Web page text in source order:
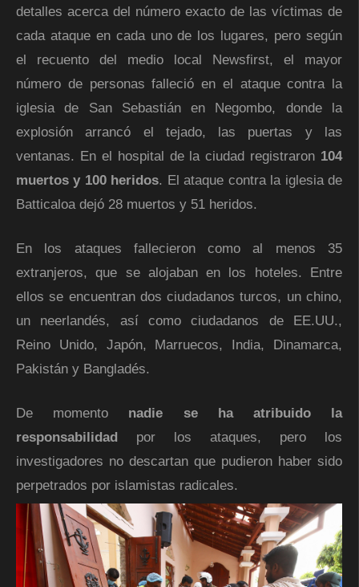
detalles acerca del número exacto de las víctimas de
cada ataque en cada uno de los lugares, pero según
el recuento del medio local Newsfirst, el mayor
número de personas falleció en el ataque contra la
iglesia de San Sebastián en Negombo, donde la
explosión arrancó el tejado, las puertas y las
ventanas. En el hospital de la ciudad registraron 104
muertos y 100 heridos. El ataque contra la iglesia de
Batticaloa dejó 28 muertos y 51 heridos.
En los ataques fallecieron como al menos 35
extranjeros, que se alojaban en los hoteles. Entre
ellos se encuentran dos ciudadanos turcos, un chino,
un neerlandés, así como ciudadanos de EE.UU.,
Reino Unido, Japón, Marruecos, India, Dinamarca,
Pakistán y Bangladés.
De momento nadie se ha atribuido la
responsabilidad por los ataques, pero los
investigadores no descartan que pudieron haber sido
perpetrados por islamistas radicales.